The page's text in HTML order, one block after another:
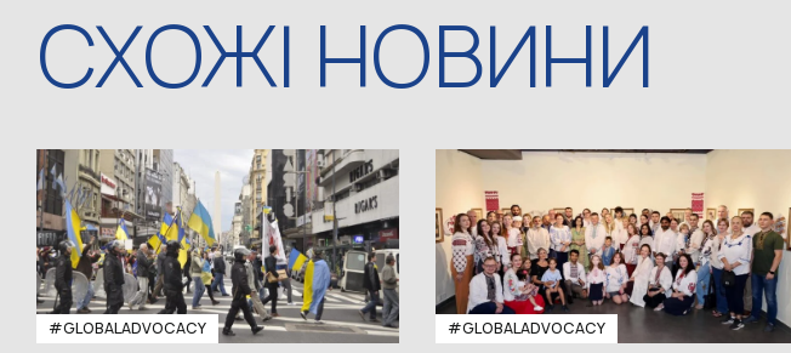
СХОЖІ НОВИНИ
#GLOBALADVOCACY #GLOBALADVOCACY